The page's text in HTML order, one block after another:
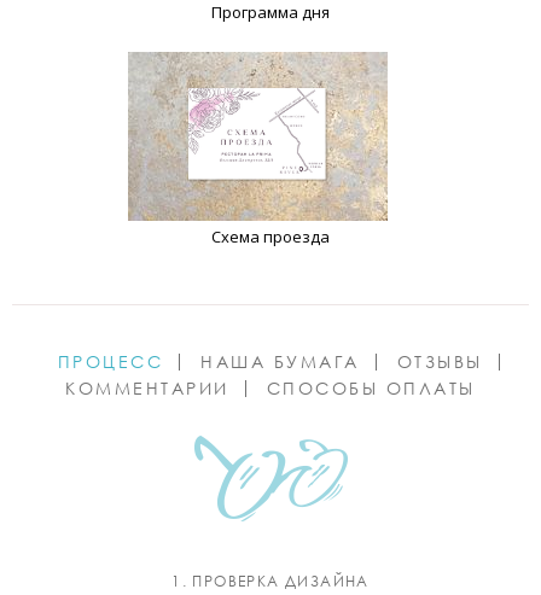
Программа дня
Схема проезда
ПРОЦЕСС НАША БУМАГА
ОТЗЫВЫ
КОММЕНТАРИИ
СПОСОБЫ ОПЛАТЫ
1. ПРОВЕРКА ДИЗАЙНА